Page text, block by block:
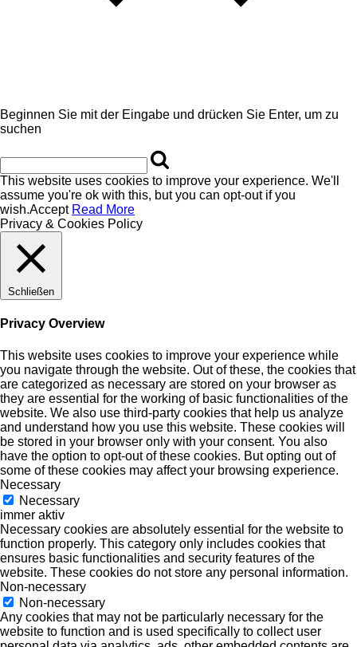
Beginnen Sie mit der Eingabe und drücken Sie Enter, um zu
suchen
This website uses cookies to improve your experience. We'll
assume you're ok with this, but you can opt-out if you
wish.Accept Read More
Privacy & Cookies Policy
Schließen
Privacy Overview
This website uses cookies to improve your experience while
you navigate through the website. Out of these, the cookies that
are categorized as necessary are stored on your browser as
they are essential for the working of basic functionalities of the
website. We also use third-party cookies that help us analyze
and understand how you use this website. These cookies will
be stored in your browser only with your consent. You also
have the option to opt-out of these cookies. But opting out of
some of these cookies may affect your browsing experience.
Necessary
Necessary
immer aktiv
Necessary cookies are absolutely essential for the website to
function properly. This category only includes cookies that
ensures basic functionalities and security features of the
website. These cookies do not store any personal information.
Non-necessary
Non-necessary
Any cookies that may not be particularly necessary for the
website to function and is used specifically to collect user